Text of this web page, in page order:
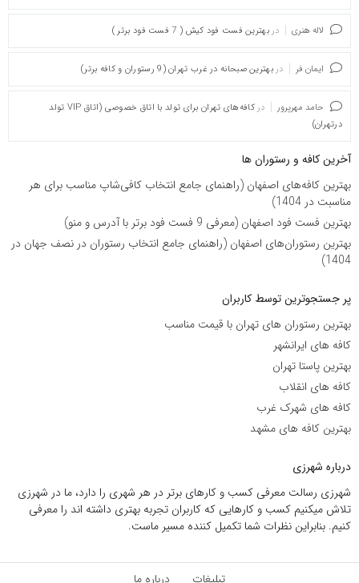
لاله هنری در بهترین فست فود کیش ( 7 فست فود برتر )
ایمان فر در بهترین صبحانه در غرب تهران (9 رستوران و کافه برتر)
حامد مهرپرور در
کافه‌های تهران برای تولد با اتاق خصوصی (اتاق VIP تولد
درتهران)
آخرین کافه و رستوران ها
بهترین کافه‌های اصفهان (راهنمای جامع انتخاب کافی‌شاپ مناسب برای هر
مناسبت در 1404)
بهترین فست فود اصفهان (معرفی 9 فست فود برتر با آدرس و منو)
بهترین رستوران‌های اصفهان (راهنمای جامع انتخاب رستوران در نصف جهان در
1404)
پر جستجوترین توسط کاربران
بهترین رستوران های تهران با قیمت مناسب
کافه های ایرانشهر
بهترین پاستا تهران
کافه های انقلاب
کافه های شهرک غرب
بهترین کافه های مشهد
درباره شهرزی
شهرزی رسالت معرفی کسب و کارهای برتر در هر شهری را دارد، ما در شهرزی
تلاش میکنیم کسب و کارهایی که کاربران تجربه بهتری داشته اند را معرفی
کنیم. بنابراین نظرات شما تکمیل کننده مسیر ماست.
تبلیغات درباره ما